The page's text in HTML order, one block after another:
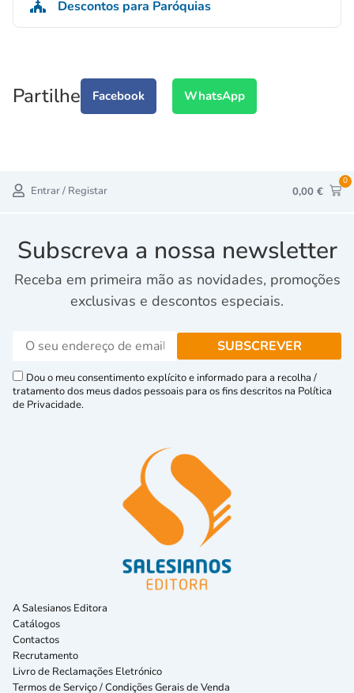
Descontos para Paróquias
Partilhe Facebook WhatsApp
Entrar / Registar 0,00 €
0
Subscreva a nossa newsletter
Receba em primeira mão as novidades, promoções
exclusivas e descontos especiais.
Dou o meu consentimento explícito e informado para a recolha /
tratamento dos meus dados pessoais para os fins descritos na Política
de Privacidade.
A Salesianos Editora
Catálogos
Contactos
Recrutamento
Livro de Reclamações Eletrónico
Termos de Serviço / Condições Gerais de Venda